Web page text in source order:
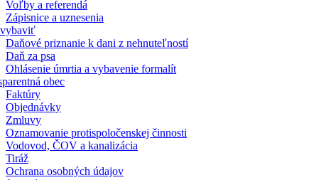
Voľby a referendá
Zápisnice a uznesenia
Daňové priznanie k dani z nehnuteľností
Daň za psa
Ohlásenie úmrtia a vybavenie formalít
obec
Faktúry
Objednávky
Zmluvy
Oznamovanie protispoločenskej činnosti
Vodovod, ČOV a kanalizácia
Tiráž
Ochrana osobných údajov